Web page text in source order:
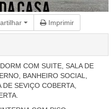
Imprimir
COM SUITE, SALA DE
BANHEIRO SOCIAL,
SEVIÇO COBERTA,